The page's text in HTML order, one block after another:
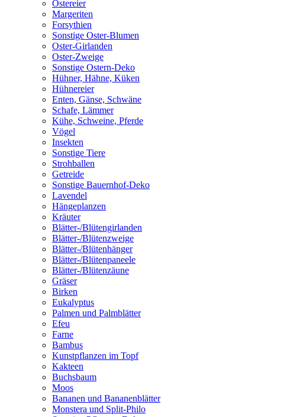
Ostereier
Margeriten
Forsythien
Sonstige Oster-Blumen
Oster-Girlanden
Oster-Zweige
Sonstige Ostern-Deko
Hühner, Hähne, Küken
Hühnereier
Enten, Gänse, Schwäne
Schafe, Lämmer
Kühe, Schweine, Pferde
Vögel
Insekten
Sonstige Tiere
Strohballen
Getreide
Sonstige Bauernhof-Deko
Lavendel
Hängeplanzen
Kräuter
Blätter-/Blütengirlanden
Blätter-/Blütenzweige
Blätter-/Blütenhänger
Blätter-/Blütenpaneele
Blätter-/Blütenzäune
Gräser
Birken
Eukalyptus
Palmen und Palmblätter
Efeu
Farne
Bambus
Kunstpflanzen im Topf
Kakteen
Buchsbaum
Moos
Bananen und Bananenblätter
Monstera und Split-Philo